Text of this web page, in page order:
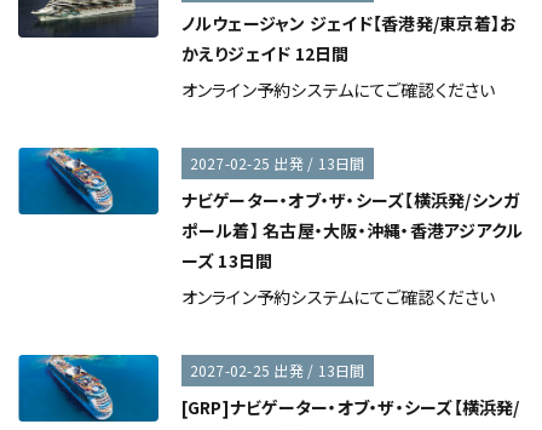
ノルウェージャン ジェイド【香港発/東京着】お
かえりジェイド 12日間
オンライン予約システムにてご確認ください
2027-02-25 出発 / 13日間
ナビゲーター・オブ・ザ・シーズ【横浜発/シンガ
ポール着】 名古屋・大阪・沖縄・香港アジアクル
ーズ 13日間
オンライン予約システムにてご確認ください
2027-02-25 出発 / 13日間
[GRP]ナビゲーター・オブ・ザ・シーズ【横浜発/